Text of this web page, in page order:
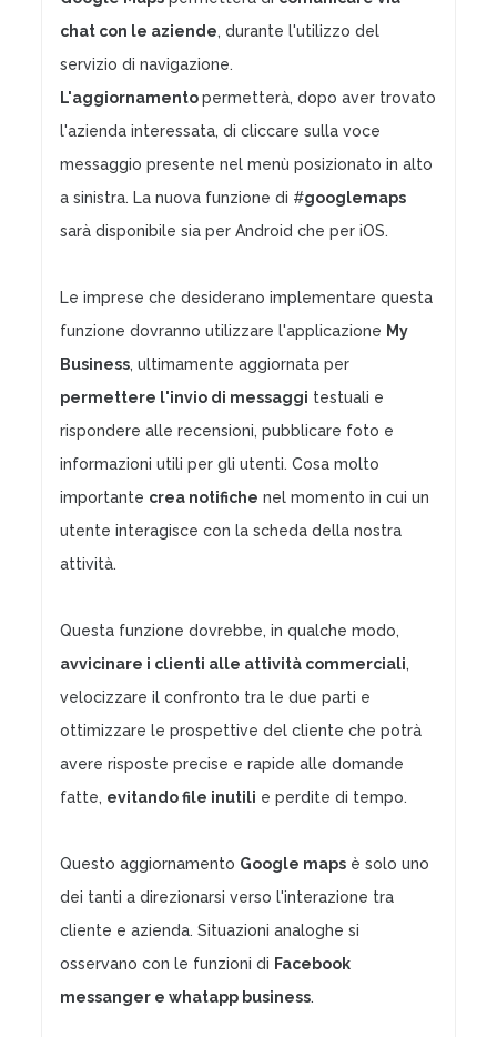
chat con le aziende, durante l'utilizzo del
servizio di navigazione.
L'aggiornamentopermetterà, dopo aver trovato
l'azienda interessata, di cliccare sulla voce
messaggio presente nel menù posizionato in alto
a sinistra. La nuova funzione di #googlemaps
sarà disponibile sia per Android che per iOS.
Le imprese che desiderano implementare questa
funzione dovranno utilizzare l'applicazione My
Business, ultimamente aggiornata per
permettere l'invio di messaggi testuali e
rispondere alle recensioni, pubblicare foto e
informazioni utili per gli utenti. Cosa molto
importante crea notifiche nel momento in cui un
utente interagisce con la scheda della nostra
attività.
Questa funzione dovrebbe, in qualche modo,
avvicinare i clienti alle attività commerciali,
velocizzare il confronto tra le due parti e
ottimizzare le prospettive del cliente che potrà
avere risposte precise e rapide alle domande
fatte, evitando file inutili e perdite di tempo.
Questo aggiornamento Google maps è solo uno
dei tanti a direzionarsi verso l'interazione tra
cliente e azienda. Situazioni analoghe si
osservano con le funzioni di Facebook
messanger e whatapp business.